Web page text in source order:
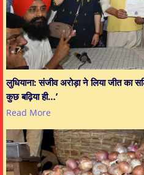
लुधियाना: संजीव अरोड़ा ने लिया जीत का
कुछ बढ़िया ही…’
Read More